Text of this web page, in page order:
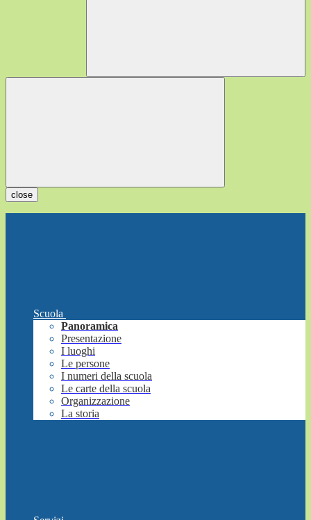
close
Scuola
Panoramica
Presentazione
I luoghi
Le persone
I numeri della scuola
Le carte della scuola
Organizzazione
La storia